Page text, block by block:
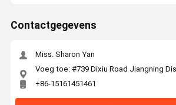
Contactgegevens
Miss. Sharon Yan
Voeg toe: #739 Dixiu Road Jiangning
+86-15161451461